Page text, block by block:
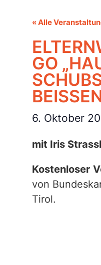
« Alle
GO
6. Oktober
mit Iris
Kostenloser
von
Tirol.